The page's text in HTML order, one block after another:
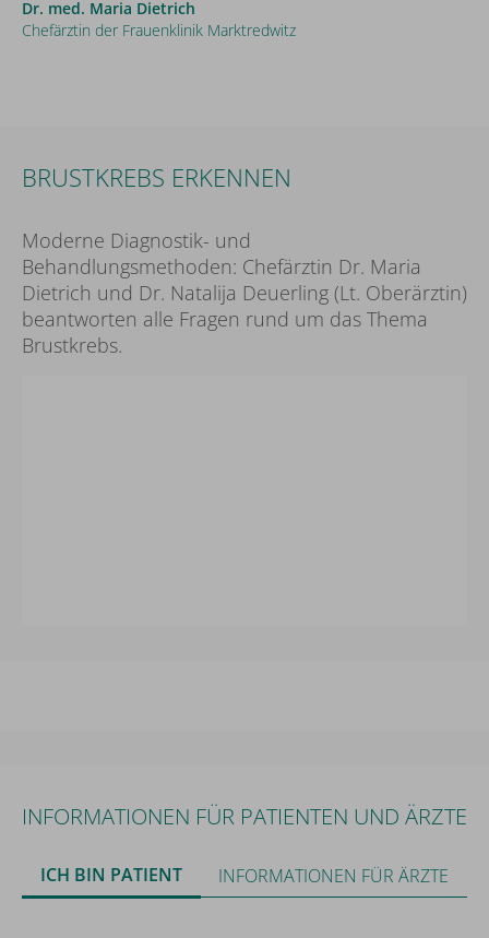
Dr. med. Maria Dietrich
Chefärztin der Frauenklinik Marktredwitz
BRUSTKREBS ERKENNEN
Moderne Diagnostik- und
Behandlungsmethoden: Chefärztin Dr. Maria
Dietrich und Dr. Natalija Deuerling (Lt. Oberärztin)
beantworten alle Fragen rund um das Thema
Brustkrebs.
geben sie Ihre Einwilligung.
INFORMATIONEN FÜR PATIENTEN UND ÄRZTE
ICH BIN PATIENT INFORMATIONEN FÜR ÄRZTE